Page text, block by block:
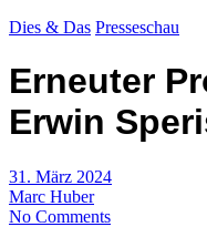
Dies & Das Presseschau
Erneuter
Erwin
31. März 2024
Marc Huber
No Comments